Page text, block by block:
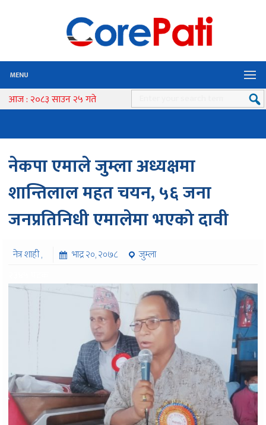
MENU
आज : २०८३ साउन २५ गते
नेकपा एमाले जुम्ला अध्यक्षमा
शान्तिलाल महत चयन, ५६ जना
जनप्रतिनिधी एमालेमा भएको दावी
नेत्र शाही , भाद्र २०, २०७८
जुम्ला